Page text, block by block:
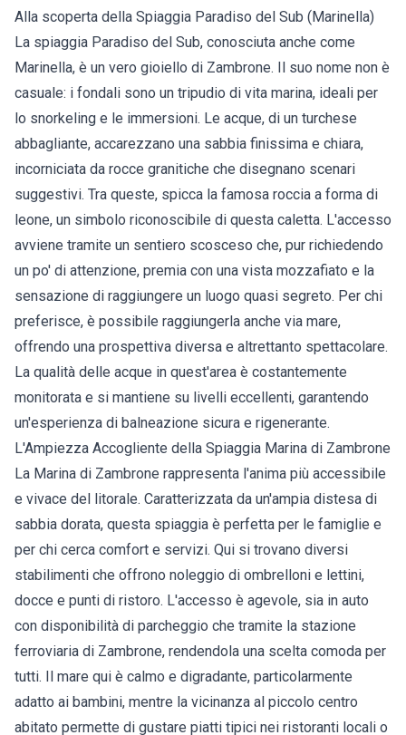
Alla scoperta della Spiaggia Paradiso del Sub (Marinella)
La spiaggia Paradiso del Sub, conosciuta anche come
Marinella, è un vero gioiello di Zambrone. Il suo nome non è
casuale: i fondali sono un tripudio di vita marina, ideali per
lo snorkeling e le immersioni. Le acque, di un turchese
abbagliante, accarezzano una sabbia finissima e chiara,
incorniciata da rocce granitiche che disegnano scenari
suggestivi. Tra queste, spicca la famosa roccia a forma di
leone, un simbolo riconoscibile di questa caletta. L'accesso
avviene tramite un sentiero scosceso che, pur richiedendo
un po' di attenzione, premia con una vista mozzafiato e la
sensazione di raggiungere un luogo quasi segreto. Per chi
preferisce, è possibile raggiungerla anche via mare,
offrendo una prospettiva diversa e altrettanto spettacolare.
La qualità delle acque in quest'area è costantemente
monitorata e si mantiene su livelli eccellenti, garantendo
un'esperienza di balneazione sicura e rigenerante.
L'Ampiezza Accogliente della Spiaggia Marina di Zambrone
La Marina di Zambrone rappresenta l'anima più accessibile
e vivace del litorale. Caratterizzata da un'ampia distesa di
sabbia dorata, questa spiaggia è perfetta per le famiglie e
per chi cerca comfort e servizi. Qui si trovano diversi
stabilimenti che offrono noleggio di ombrelloni e lettini,
docce e punti di ristoro. L'accesso è agevole, sia in auto
con disponibilità di parcheggio che tramite la stazione
ferroviaria di Zambrone, rendendola una scelta comoda per
tutti. Il mare qui è calmo e digradante, particolarmente
adatto ai bambini, mentre la vicinanza al piccolo centro
abitato permette di gustare piatti tipici nei ristoranti locali o